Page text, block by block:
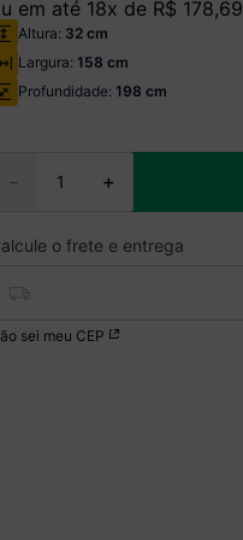
em até 18x de R$ 178,69
Altura: 32 cm
Largura: 158 cm
Profundidade: 198 cm
＋
－
sei meu CEP